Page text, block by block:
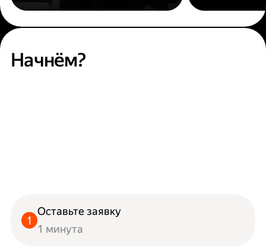
Начнём?
Оставьте заявку
1 минута